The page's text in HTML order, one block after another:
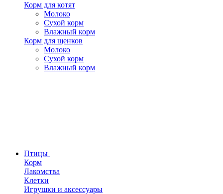
Корм для котят
Молоко
Сухой корм
Влажный корм
Корм для щенков
Молоко
Сухой корм
Влажный корм
Птицы
Корм
Лакомства
Клетки
Игрушки и аксессуары